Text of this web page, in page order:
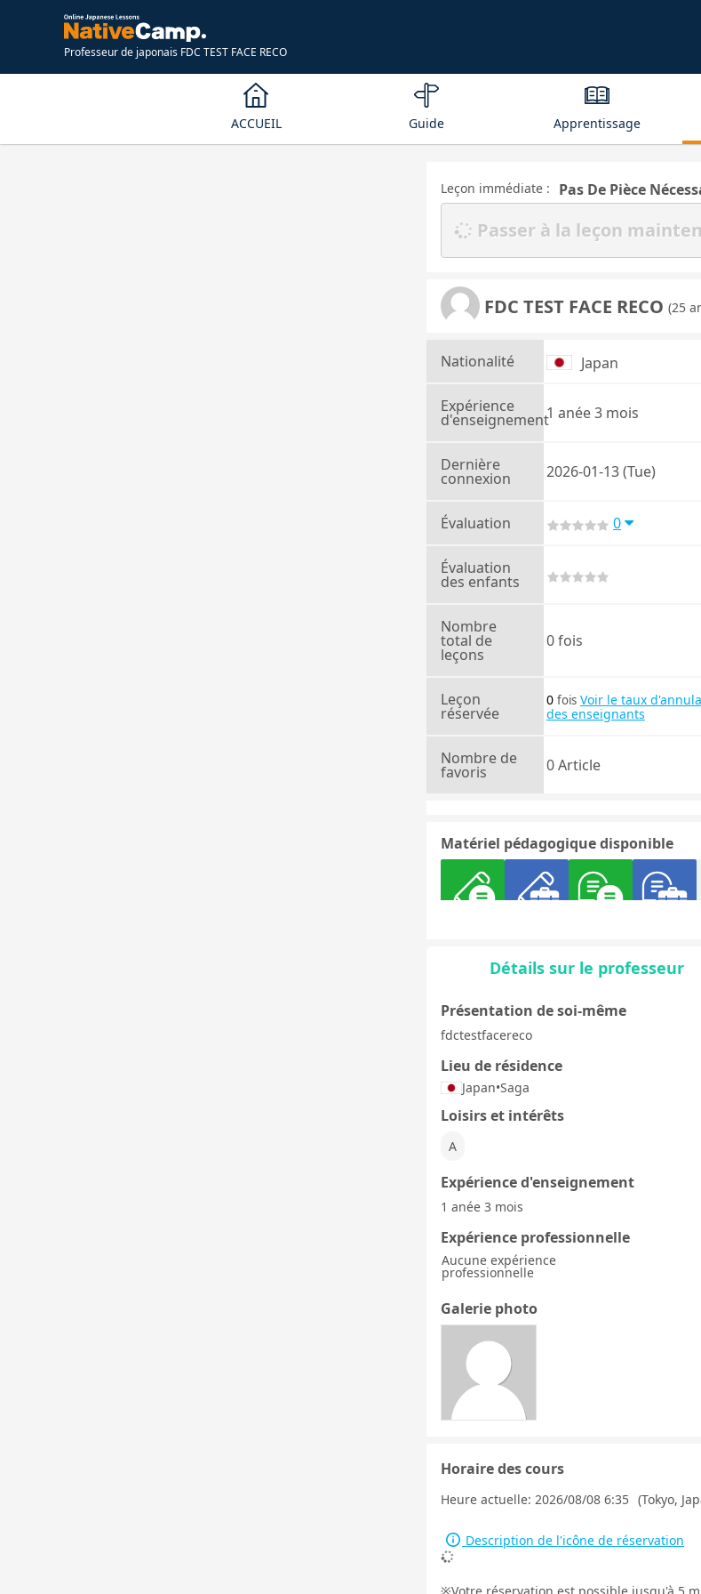
Professeur de japonais FDC TEST FACE RECO
ACCUEIL Guide Apprentissage
Leçon immédiate : Pas De Pièce
Passer à la leçon
FDC TEST FACE RECO (25
Nationalité Japan
Expérience
d'enseignement1 anée 3 mois
Dernière
connexion 2026-01-13 (Tue)
Évaluation 0
Évaluation
des enfants
Nombre
total de
leçons
0 fois
Leçon
réservée
0 fois Voir le taux
des enseignants
Nombre de
favoris 0 Article
Matériel pédagogique disponible
Discussion
libre
ック
Détails sur le professeur
Présentation de soi-même
fdctestfacereco
Lieu de résidence
Japan•Saga
Loisirs et intérêts
A
Expérience d'enseignement
1 anée 3 mois
Expérience professionnelle
Aucune expérience
professionnelle
Galerie photo
Horaire des cours
Heure actuelle: 2026/08/08 6:35 (Tokyo,
Description de l'icône de réservation